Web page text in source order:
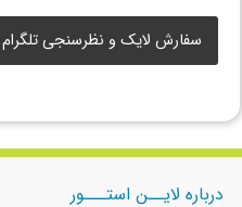
سفارش لایک و نظرسنجی تلگرام